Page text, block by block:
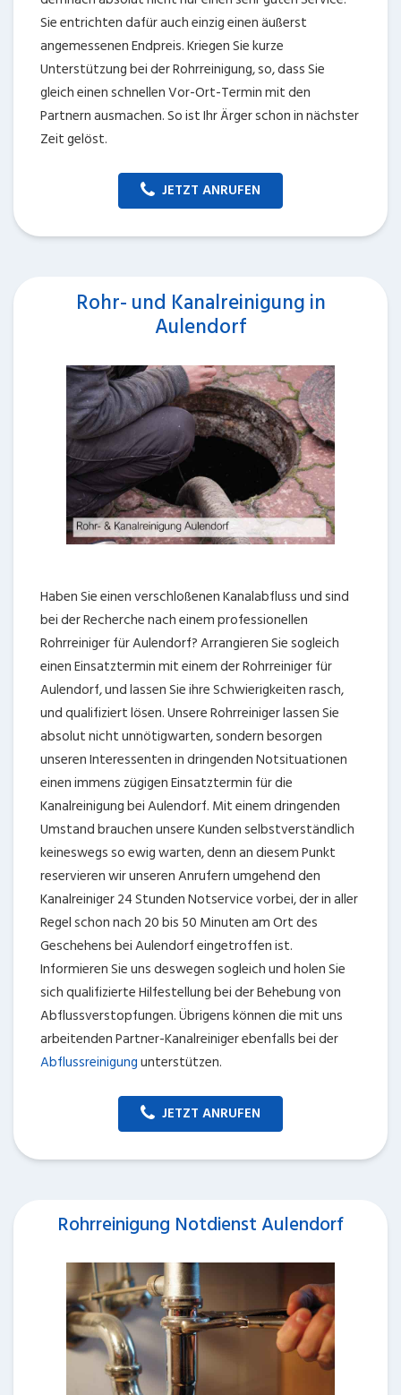
Sie entrichten dafür auch einzig einen äußerst
angemessenen Endpreis. Kriegen Sie kurze
Unterstützung bei der Rohrreinigung, so, dass Sie
gleich einen schnellen Vor-Ort-Termin mit den
Partnern ausmachen. So ist Ihr Ärger schon in nächster
Zeit gelöst.
JETZT ANRUFEN
Rohr- und Kanalreinigung in
Aulendorf
Haben Sie einen verschloßenen Kanalabfluss und sind
bei der Recherche nach einem professionellen
Rohrreiniger für Aulendorf? Arrangieren Sie sogleich
einen Einsatztermin mit einem der Rohrreiniger für
Aulendorf, und lassen Sie ihre Schwierigkeiten rasch,
und qualifiziert lösen. Unsere Rohrreiniger lassen Sie
absolut nicht unnötigwarten, sondern besorgen
unseren Interessenten in dringenden Notsituationen
einen immens zügigen Einsatztermin für die
Kanalreinigung bei Aulendorf. Mit einem dringenden
Umstand brauchen unsere Kunden selbstverständlich
keineswegs so ewig warten, denn an diesem Punkt
reservieren wir unseren Anrufern umgehend den
Kanalreiniger 24 Stunden Notservice vorbei, der in aller
Regel schon nach 20 bis 50 Minuten am Ort des
Geschehens bei Aulendorf eingetroffen ist.
Informieren Sie uns deswegen sogleich und holen Sie
sich qualifizierte Hilfestellung bei der Behebung von
Abflussverstopfungen. Übrigens können die mit uns
arbeitenden Partner-Kanalreiniger ebenfalls bei der
Abflussreinigungunterstützen.
JETZT ANRUFEN
Rohrreinigung Notdienst Aulendorf